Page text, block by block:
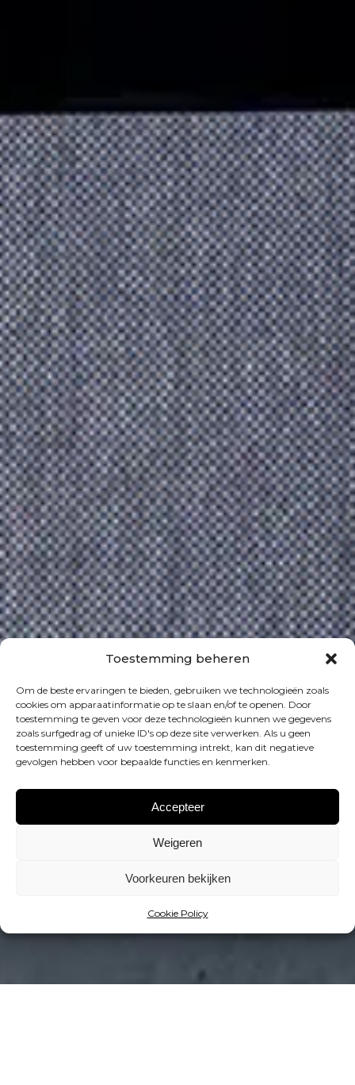
Toestemming beheren
Om de beste ervaringen te bieden, gebruiken we technologieën zoals
cookies om apparaatinformatie op te slaan en/of te openen. Door
toestemming te geven voor deze technologieën kunnen we gegevens
zoals surfgedrag of unieke ID's op deze site verwerken. Als u geen
toestemming geeft of uw toestemming intrekt, kan dit negatieve
gevolgen hebben voor bepaalde functies en kenmerken.
Accepteer
Weigeren
Voorkeuren bekijken
Cookie Policy